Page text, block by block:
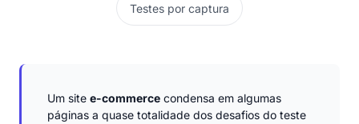
Testes por captura
Um site e-commerce condensa em algumas
páginas a quase totalidade dos desafios do teste